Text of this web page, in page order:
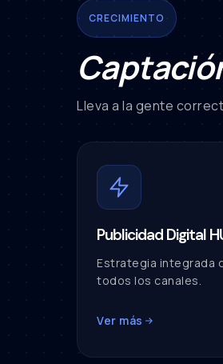
CRECIMIENTO
Lleva a la gente
Publicidad Digital
Estrategia integrada
todos los canales.
Ver más